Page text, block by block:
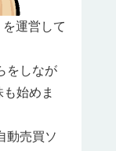
運営して
をしなが
始めま
動売買ソ